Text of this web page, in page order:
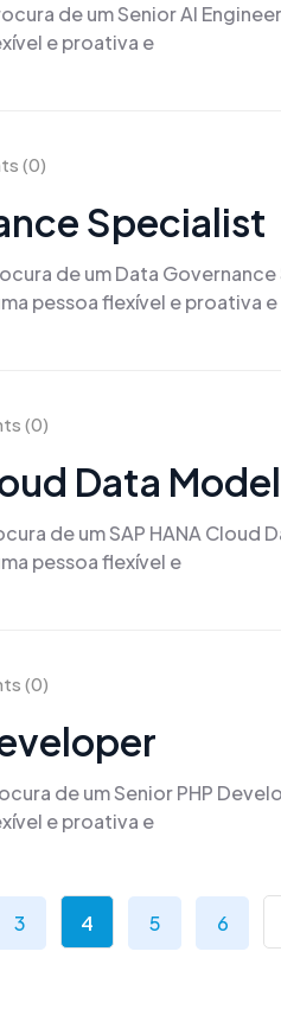
de um Senior AI
e proativa e
(0)
Specialist
de um Data
pessoa flexível e proativa e
(0)
Data
de um SAP HANA Cloud
pessoa flexível e
(0)
de um Senior PHP
e proativa e
3 4 5 6